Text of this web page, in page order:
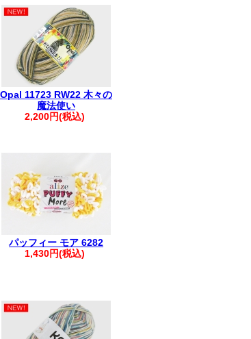
注文をお願いいたしま
めて発送させていただ
させていただきます。
ただきますようお願い
Opal 11723 RW22 木々の
魔法使い
2,200円(税込)
パッフィー モア 6282
1,430円(税込)